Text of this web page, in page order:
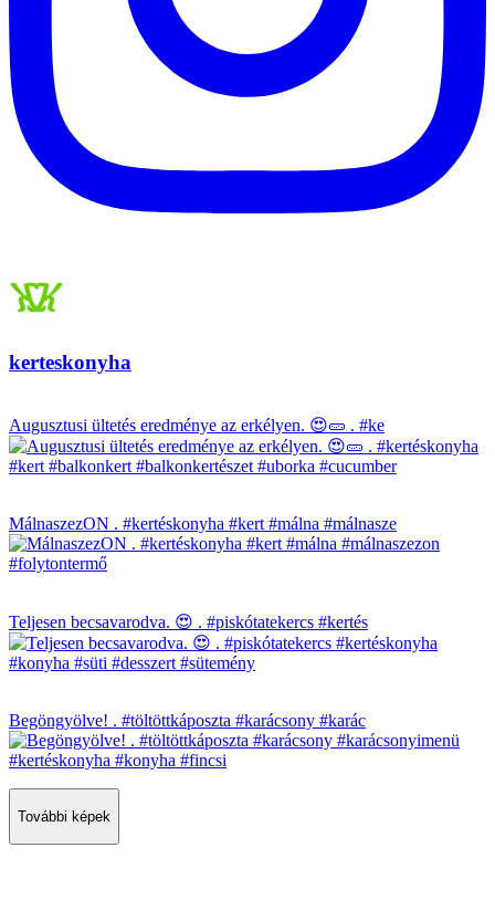
kerteskonyha
Augusztusi ültetés eredménye az erkélyen. 😍🥒 . #ke
MálnaszezON . #kertéskonyha #kert #málna #málnasze
Teljesen becsavarodva. 😍 . #piskótatekercs #kertés
Begöngyölve! . #töltöttkáposzta #karácsony #karác
További képek